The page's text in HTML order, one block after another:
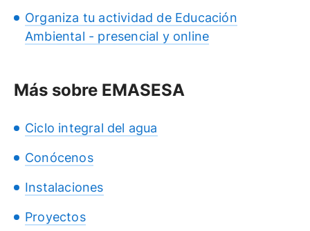
Organiza tu actividad de Educación
Ambiental - presencial y online
Más sobre EMASESA
Ciclo integral del agua
Conócenos
Instalaciones
Proyectos